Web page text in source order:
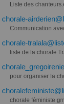
Liste des
chorale-
Communication
chorale-
liste de la chorale
pour organiser la
chorale féministe